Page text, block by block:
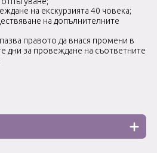
на екскурзията 40 човека;
на допълнителните
правото да внася промени в
дни за провеждане на съответните